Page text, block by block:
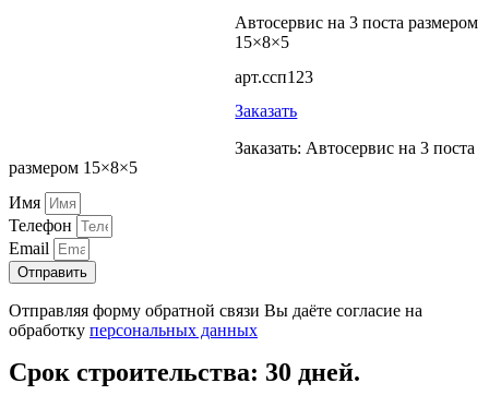
Автосервис на 3 поста размером
15×8×5
арт.ссп123
Заказать
Заказать: Автосервис на 3 поста
размером 15×8×5
Имя
Телефон
Email
Отправить
Отправляя форму обратной связи Вы даёте согласие на
обработку персональных данных
Срок строительства: 30 дней.